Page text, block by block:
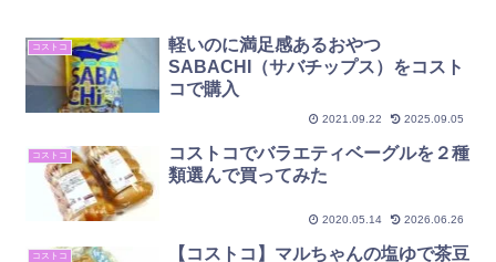
コストコ
軽いのに満足感あるおやつ
SABACHI（サバチップス）をコスト
コで購入
2021.09.22 2025.09.05
コストコ
コストコでバラエティベーグルを２種
類選んで買ってみた
2020.05.14 2026.06.26
コストコ
【コストコ】マルちゃんの塩ゆで茶豆